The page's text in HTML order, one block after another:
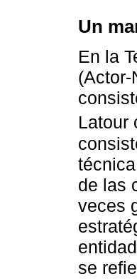
Un
En la
Latour
de las
veces
se